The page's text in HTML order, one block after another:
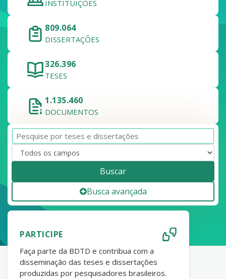
INSTITUIÇÕES
809.064
DISSERTAÇÕES
326.396
TESES
1.135.460
DOCUMENTOS
Buscar
Busca avançada
PARTICIPE
Faça parte da BDTD e contribua com a
disseminação das teses e dissertações
produzidas por pesquisadores brasileiros.